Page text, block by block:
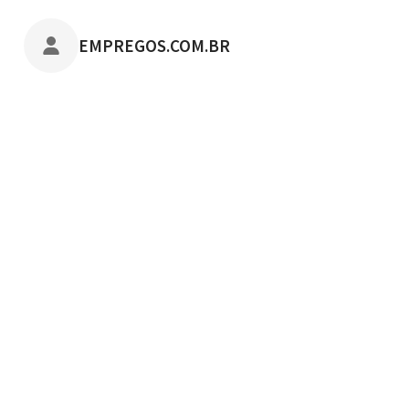
POSTADO POR
EMPREGOS.COM.BR